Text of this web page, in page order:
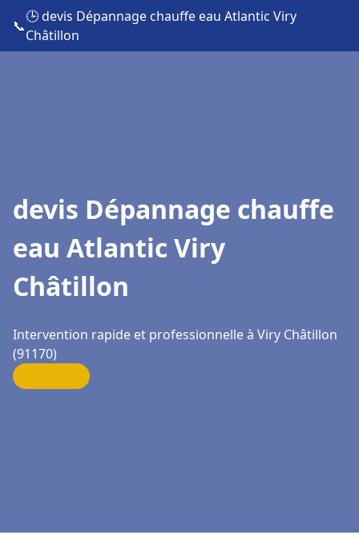
📞
🕒 devis Dépannage chauffe eau Atlantic Viry
Châtillon
devis Dépannage chauffe
eau Atlantic Viry
Châtillon
Intervention rapide et professionnelle à Viry Châtillon
(91170)